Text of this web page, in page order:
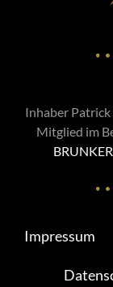
Inhaber
Mitglied im
Impressum